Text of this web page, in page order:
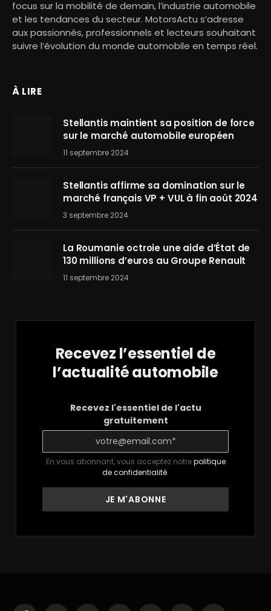
focus sur la mobilité de demain, l’industrie automobile
et les tendances du secteur. MotorsActu s’adresse
aux passionnés, professionnels et lecteurs souhaitant
suivre l’évolution du monde automobile en temps réel.
À LIRE
Stellantis maintient sa position de force
sur le marché automobile européen
11 septembre 2024
Stellantis affirme sa domination sur le
marché français VP + VUL à fin août 2024
3 septembre 2024
La Roumanie octroie une aide d’État de
130 millions d’euros au Groupe Renault
11 septembre 2024
Recevez l’essentiel de
l’actualité automobile
Recevez l'essentiel de l'actu
gratuitement
En vous abonnant, vous acceptez notrepolitique
de confidentialité.